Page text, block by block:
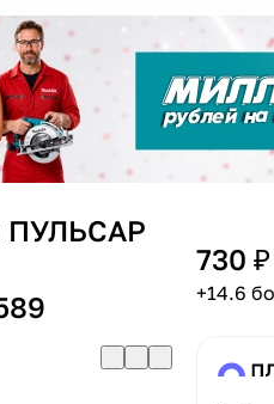
ПУЛЬСАР
730 ₽
+14.6